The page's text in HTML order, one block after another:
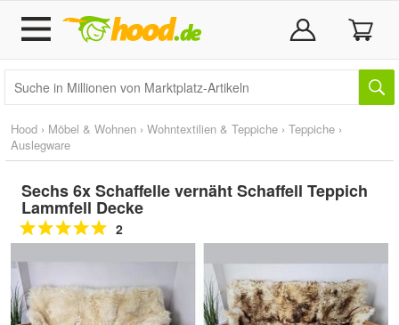
Hood › Möbel & Wohnen › Wohntextilien & Teppiche › Teppiche ›
Auslegware
Sechs 6x Schaffelle vernäht Schaffell Teppich
Lammfell Decke
2